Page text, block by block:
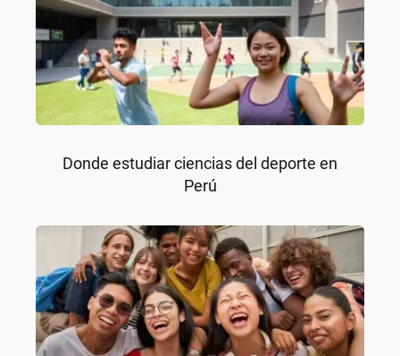
Donde estudiar ciencias del deporte en
Perú